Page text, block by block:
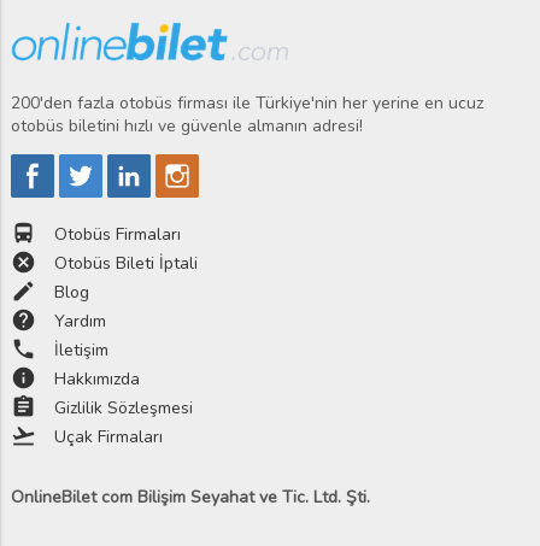
200'den fazla otobüs firması ile Türkiye'nin her yerine en ucuz
otobüs biletini hızlı ve güvenle almanın adresi!
directions_bus Otobüs Firmaları
cancel Otobüs Bileti İptali
edit Blog
help Yardım
phone İletişim
info Hakkımızda
assignment Gizlilik Sözleşmesi
flight_takeoff Uçak Firmaları
OnlineBilet com Bilişim Seyahat ve Tic. Ltd. Şti.